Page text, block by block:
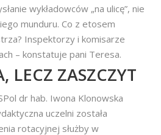
wykładowców „na ulicę”, nie
munduru. Co z etosem
Inspektorzy i komisarze
– konstatuje pani Teresa.
LECZ ZASZCZYT
dr hab. Iwona Klonowska
uczelni została
rotacyjnej służby w